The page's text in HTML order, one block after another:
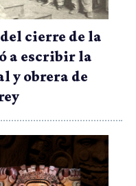
cierre de la
a escribir la
obrera de